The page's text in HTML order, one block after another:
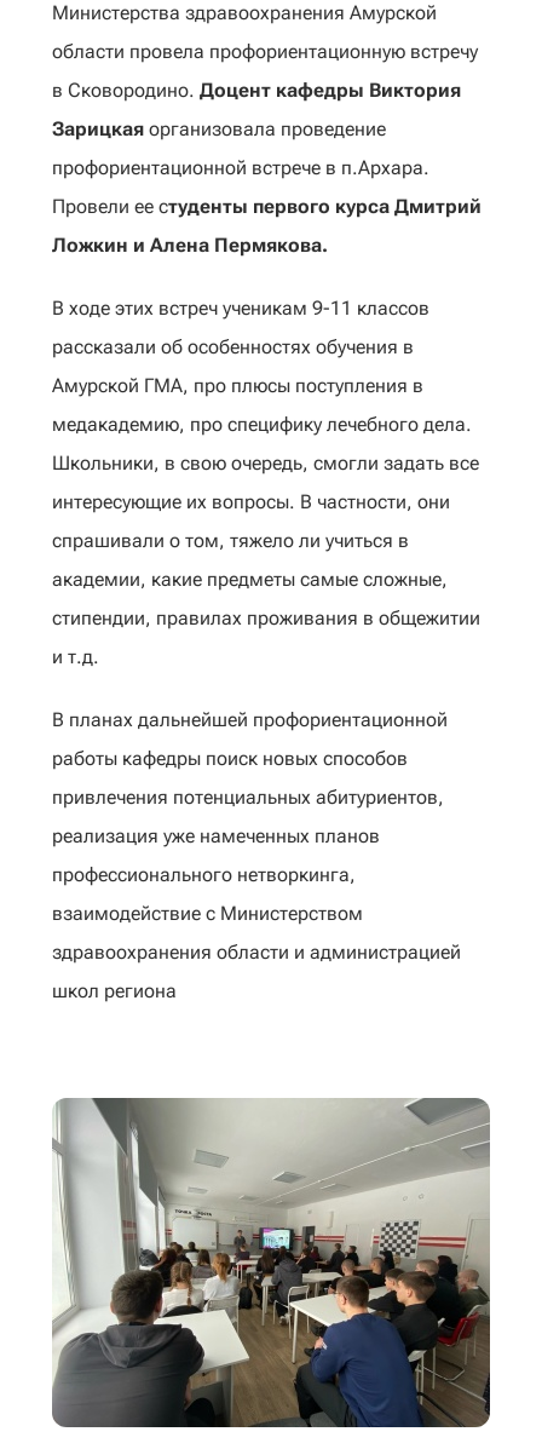
Министерства здравоохранения Амурской
области провела профориентационную встречу
в Сковородино. Доцент кафедры Виктория
Зарицкая организовала проведение
профориентационной встрече в п.Архара.
Провели ее студенты первого курса Дмитрий
Ложкин и Алена Пермякова.
В ходе этих встреч ученикам 9-11 классов
рассказали об особенностях обучения в
Амурской ГМА, про плюсы поступления в
медакадемию, про специфику лечебного дела.
Школьники, в свою очередь, смогли задать все
интересующие их вопросы. В частности, они
спрашивали о том, тяжело ли учиться в
академии, какие предметы самые сложные,
стипендии, правилах проживания в общежитии
и т.д.
В планах дальнейшей профориентационной
работы кафедры поиск новых способов
привлечения потенциальных абитуриентов,
реализация уже намеченных планов
профессионального нетворкинга,
взаимодействие с Министерством
здравоохранения области и администрацией
школ региона